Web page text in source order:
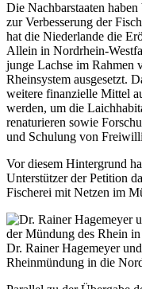
Die Nachbarstaaten
zur Verbesserung der
hat die Niederlande die
Allein in Nordrhein-
junge Lachse im Rahmen
Rheinsystem ausgesetzt.
weitere finanzielle Mittel
werden, um die
renaturieren sowie
und Schulung von
Vor diesem Hintergrund
Unterstützer der Petition
Fischerei mit Netzen im
Dr. Rainer Hagemeyer
Rheinmündung in die